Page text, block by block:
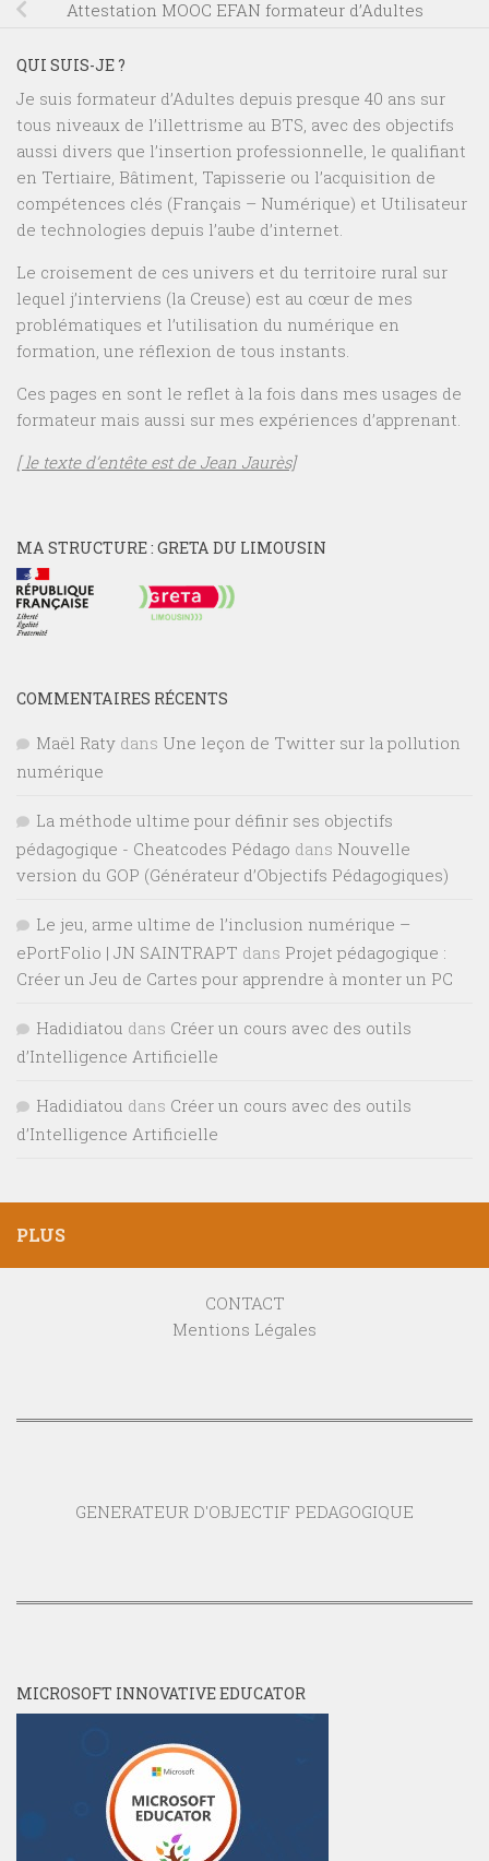
Attestation MOOC EFAN formateur d’Adultes
QUI SUIS-JE ?
Je suis formateur d’Adultes depuis presque 40 ans sur
tous niveaux de l’illettrisme au BTS, avec des objectifs
aussi divers que l’insertion professionnelle, le qualifiant
en Tertiaire, Bâtiment, Tapisserie ou l’acquisition de
compétences clés (Français – Numérique) et Utilisateur
de technologies depuis l’aube d’internet.
Le croisement de ces univers et du territoire rural sur
lequel j’interviens (la Creuse) est au cœur de mes
problématiques et l’utilisation du numérique en
formation, une réflexion de tous instants.
Ces pages en sont le reflet à la fois dans mes usages de
formateur mais aussi sur mes expériences d’apprenant.
[ le texte d’entête est de Jean Jaurès]
MA STRUCTURE : GRETA DU LIMOUSIN
COMMENTAIRES RÉCENTS
Maël Raty dans Une leçon de Twitter sur la pollution
numérique
La méthode ultime pour définir ses objectifs
pédagogique - Cheatcodes Pédago dans Nouvelle
version du GOP (Générateur d’Objectifs Pédagogiques)
Le jeu, arme ultime de l’inclusion numérique –
ePortFolio | JN SAINTRAPT dans Projet pédagogique :
Créer un Jeu de Cartes pour apprendre à monter un PC
Hadidiatou dans Créer un cours avec des outils
d’Intelligence Artificielle
Hadidiatou dans Créer un cours avec des outils
d’Intelligence Artificielle
PLUS
CONTACT
Mentions Légales
GENERATEUR D'OBJECTIF PEDAGOGIQUE
MICROSOFT INNOVATIVE EDUCATOR